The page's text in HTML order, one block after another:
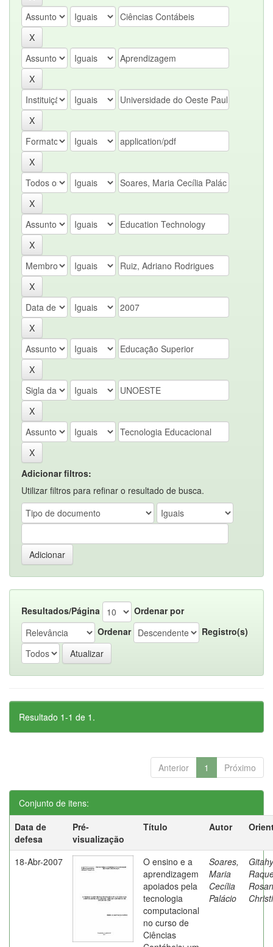
Adicionar filtros:
Utilizar filtros para refinar o resultado de busca.
Resultados/Página
Ordenar por
Ordenar
Registro(s)
Resultado 1-1 de 1.
Anterior 1 Próximo
Conjunto de itens:
Data de
defesa
Pré-
visualização
Título Autor
18-Abr-2007
O ensino e a
aprendizagem
apoiados pela
tecnologia
computacional
no curso de
Ciências
Soares,
Maria
Cecília
Palácio
Rosan